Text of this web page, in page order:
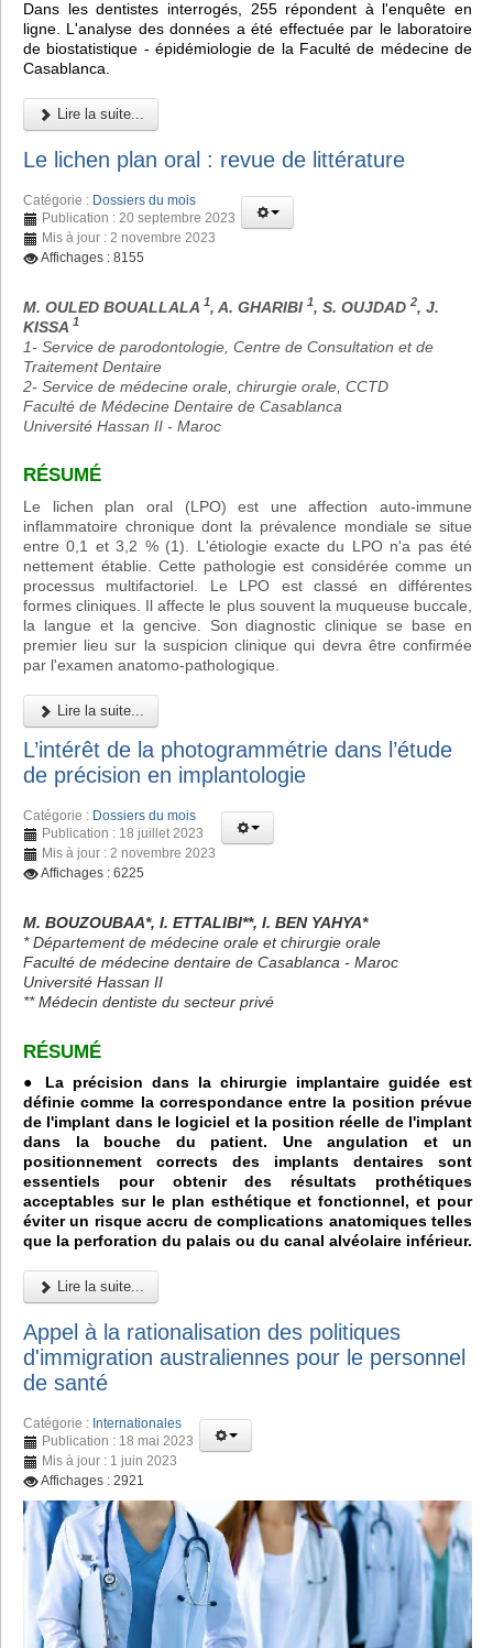
Dans les dentistes interrogés, 255 répondent à l'enquête en
ligne. L'analyse des données a été effectuée par le laboratoire
de biostatistique - épidémiologie de la Faculté de médecine de
Casablanca.
Lire la suite...
Le lichen plan oral : revue de littérature
Catégorie : Dossiers du mois
Publication : 20 septembre 2023
Mis à jour : 2 novembre 2023
Affichages : 8155
M. OULED BOUALLALA 1, A. GHARIBI 1, S. OUJDAD 2, J.
KISSA 1
1- Service de parodontologie, Centre de Consultation et de
Traitement Dentaire
2- Service de médecine orale, chirurgie orale, CCTD
Faculté de Médecine Dentaire de Casablanca
Université Hassan II - Maroc
RÉSUMÉ
Le lichen plan oral (LPO) est une affection auto-immune
inflammatoire chronique dont la prévalence mondiale se situe
entre 0,1 et 3,2 % (1). L'étiologie exacte du LPO n'a pas été
nettement établie. Cette pathologie est considérée comme un
processus multifactoriel. Le LPO est classé en différentes
formes cliniques. Il affecte le plus souvent la muqueuse buccale,
la langue et la gencive. Son diagnostic clinique se base en
premier lieu sur la suspicion clinique qui devra être confirmée
par l'examen anatomo-pathologique.
Lire la suite...
L’intérêt de la photogrammétrie dans l’étude
de précision en implantologie
Catégorie : Dossiers du mois
Publication : 18 juillet 2023
Mis à jour : 2 novembre 2023
Affichages : 6225
M. BOUZOUBAA*, I. ETTALIBI**, I. BEN YAHYA*
* Département de médecine orale et chirurgie orale
Faculté de médecine dentaire de Casablanca - Maroc
Université Hassan II
** Médecin dentiste du secteur privé
RÉSUMÉ
● La précision dans la chirurgie implantaire guidée est
définie comme la correspondance entre la position prévue
de l'implant dans le logiciel et la position réelle de l'implant
dans la bouche du patient. Une angulation et un
positionnement corrects des implants dentaires sont
essentiels pour obtenir des résultats prothétiques
acceptables sur le plan esthétique et fonctionnel, et pour
éviter un risque accru de complications anatomiques telles
que la perforation du palais ou du canal alvéolaire inférieur.
Lire la suite...
Appel à la rationalisation des politiques
d'immigration australiennes pour le personnel
de santé
Catégorie : Internationales
Publication : 18 mai 2023
Mis à jour : 1 juin 2023
Affichages : 2921